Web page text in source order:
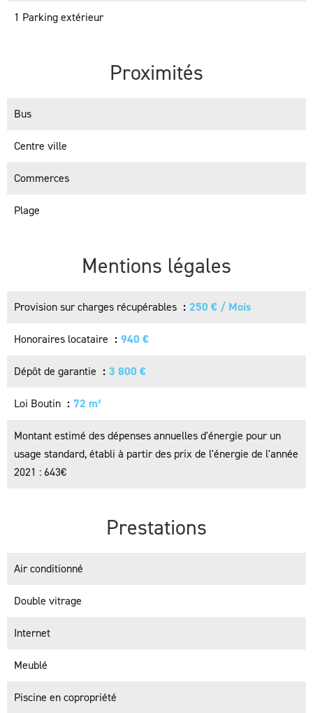
1 Parking extérieur
Proximités
Bus
Centre ville
Commerces
Plage
Mentions légales
Provision sur charges récupérables 250 € / Mois
Honoraires locataire 940 €
Dépôt de garantie 3 800 €
Loi Boutin 72 m²
Montant estimé des dépenses annuelles d'énergie pour un
usage standard, établi à partir des prix de l'énergie de l'année
2021 : 643€
Prestations
Air conditionné
Double vitrage
Internet
Meublé
Piscine en copropriété